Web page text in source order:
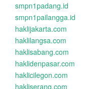
smpn1padang.id
smpn1pailangga.id
haklijakarta.com
haklilangsa.com
haklisabang.com
haklidenpasar.com
haklicilegon.com
hakliserang.com